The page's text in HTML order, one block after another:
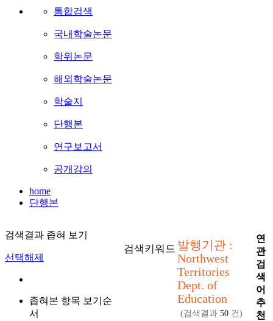
통합검색
국내학술논문
학위논문
해외학술논문
학술지
단행본
연구보고서
공개강의
home
단행본
검색결과 좁혀 보기
선택해제
좁혀본 항목 보기순
서
검색키워드 발행기관 :
Northwest
Territories
Dept. of
Education
(검색결과 50 건)
연
관
검
색
어
추
천